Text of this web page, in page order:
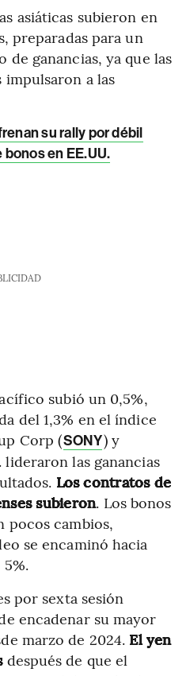
asiáticas subieron en
preparadas para un
ganancias, ya que las
a las
su rally por débil
en EE.UU.
subió un 0,5%,
del 1,3% en el índice
Corp (SONY) y
las ganancias
Los contratos de
subieron. Los bonos
pocos cambios,
se encaminó hacia
por sexta sesión
encadenar su mayor
marzo de 2024. El yen
después de que el